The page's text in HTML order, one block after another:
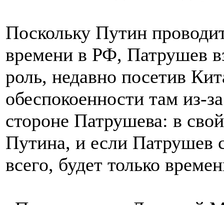
Поскольку Путин
времени в РФ, Патрушев
роль, недавно посетив
обеспокоенности там из-
стороне Патрушева: в
Путина, и если Патрушев
всего, будет только